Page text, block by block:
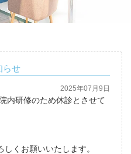
らせ
2025年07月9日
内研修のため休診とさせて
くお願いいたします。